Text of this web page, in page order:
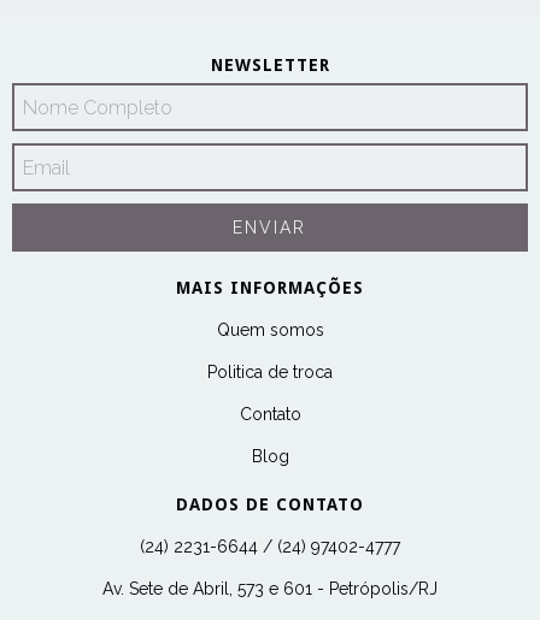
NEWSLETTER
MAIS INFORMAÇÕES
Quem somos
Politica de troca
Contato
Blog
DADOS DE CONTATO
(24) 2231-6644 / (24) 97402-4777
Av. Sete de Abril, 573 e 601 - Petrópolis/RJ